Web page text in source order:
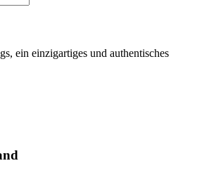
ein einzigartiges und authentisches